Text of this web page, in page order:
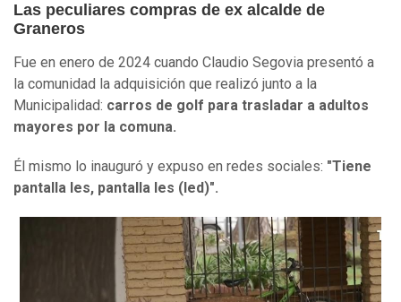
Las peculiares compras de ex alcalde de
Graneros
Fue en enero de 2024 cuando Claudio Segovia presentó a
la comunidad la adquisición que realizó junto a la
Municipalidad: carros de golf para trasladar a adultos
mayores por la comuna.
Él mismo lo inauguró y expuso en redes sociales: "Tiene
pantalla les, pantalla les (led)".